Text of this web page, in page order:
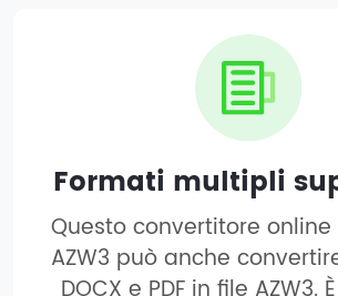
Formati multipli
Questo convertitore online
AZW3 può anche